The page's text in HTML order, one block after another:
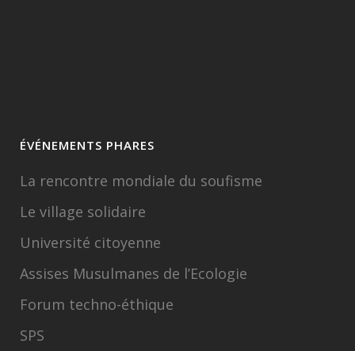
ÉVÉNEMENTS PHARES
La rencontre mondiale du soufisme
Le village solidaire
Université citoyenne
Assises Musulmanes de l’Ecologie
Forum techno-éthique
SPS